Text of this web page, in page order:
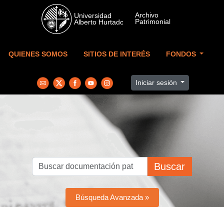
Skip to main content
QUIENES SOMOS SITIOS DE INTERÉS FONDOS
Iniciar sesión
Buscar
Búsqueda Avanzada »